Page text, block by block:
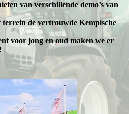
van verschillende demo’s van
terrein de vertrouwde Kempische
voor jong en oud maken we er